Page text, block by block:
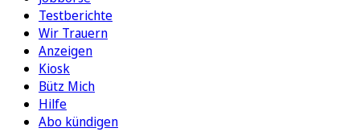
Testberichte
Wir Trauern
Anzeigen
Kiosk
Bütz Mich
Hilfe
Abo kündigen